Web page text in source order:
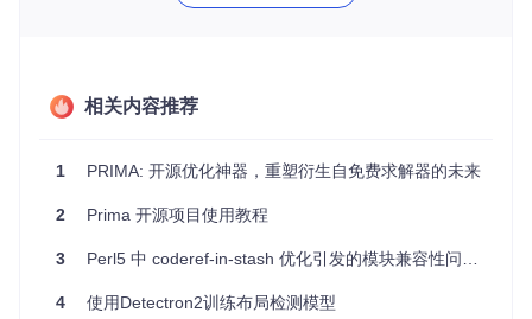
相关内容推荐
1 PRIMA: 开源优化神器，重塑衍生自免费求解器的未来
2 Prima 开源项目使用教程
3 Perl5 中 coderef-in-stash 优化引发的模块兼容性问题分析
4 使用Detectron2训练布局检测模型